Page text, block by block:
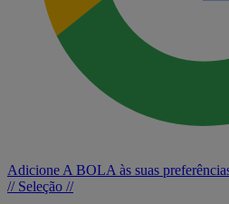
Adicione A BOLA às suas
// Seleção //